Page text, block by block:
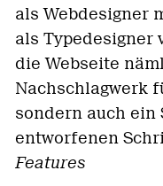
alsWebdesigner
als Typedesigner
die Webseite
Nachschlagwerk
sondern auch ein
entworfenen
Features